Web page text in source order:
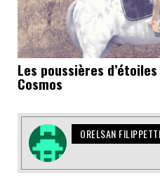
Les poussières
Cosmos
ORELSAN FILIPPETTI